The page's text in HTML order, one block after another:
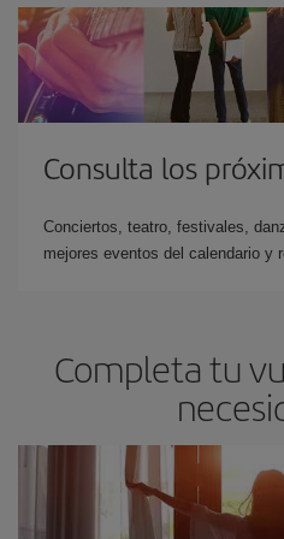
Consulta los
Conciertos, teatro, festivales,
mejores eventos del calendario y
Completa tu